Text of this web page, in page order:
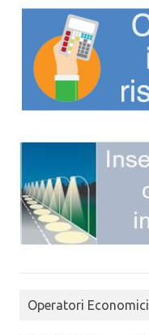
Operatori Economici